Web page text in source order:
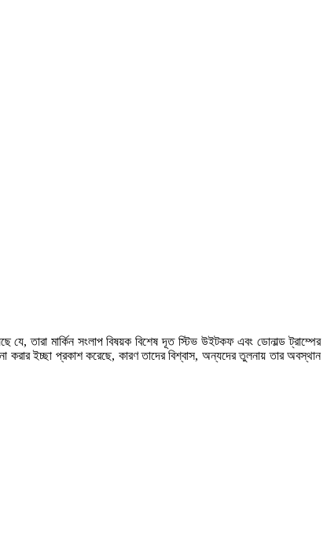
যে, তারা মার্কিন সংলাপ বিষয়ক বিশেষ দূত স্টিভ উইটকফ এবং ডোনাল্ড ট্রাম্পের
করার ইচ্ছা প্রকাশ করেছে, কারণ তাদের বিশ্বাস, অন্যদের তুলনায় তার অবস্থান